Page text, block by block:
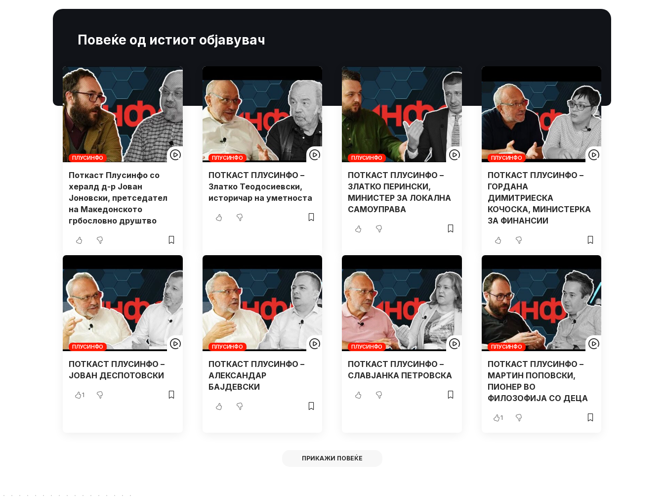
Повеќе од истиот објавувач
ПЛУСИНФО
Поткаст Плусинфо со
хералд д-р Јован
Јоновски, претседател
на Македонското
грбословно друштво
ПЛУСИНФО
ПОТКАСТ ПЛУСИНФО –
Златко Теодосиевски,
историчар на уметноста
ПЛУСИНФО
ПОТКАСТ ПЛУСИНФО –
ЗЛАТКО ПЕРИНСКИ,
МИНИСТЕР ЗА ЛОКАЛНА
САМОУПРАВА
ПЛУСИНФО
ПОТКАСТ ПЛУСИНФО –
ГОРДАНА
ДИМИТРИЕСКА
КОЧОСКА, МИНИСТЕРКА
ЗА ФИНАНСИИ
ПЛУСИНФО
ПОТКАСТ ПЛУСИНФО –
ЈОВАН ДЕСПОТОВСКИ
1
ПЛУСИНФО
ПОТКАСТ ПЛУСИНФО –
АЛЕКСАНДАР
БАЈДЕВСКИ
ПЛУСИНФО
ПОТКАСТ ПЛУСИНФО –
СЛАВЈАНКА ПЕТРОВСКА
ПЛУСИНФО
ПОТКАСТ ПЛУСИНФО –
МАРТИН ПОПОВСКИ,
ПИОНЕР ВО
ФИЛОЗОФИЈА СО ДЕЦА
1
ПРИКАЖИ ПОВЕЌЕ